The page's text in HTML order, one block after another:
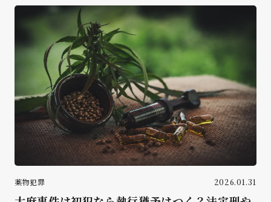
薬物犯罪 2026.01.31